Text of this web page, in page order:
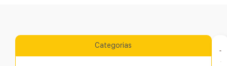
Categorias